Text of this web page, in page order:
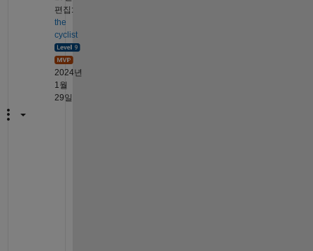
편집:
the
cyclist
2024년
1월
29일